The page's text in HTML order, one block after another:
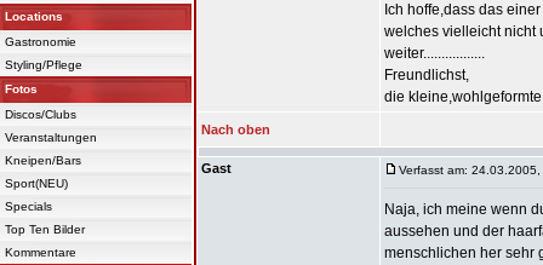
Locations
Gastronomie
Styling/Pflege
Fotos
Discos/Clubs
Veranstaltungen
Kneipen/Bars
Sport(NEU)
Specials
Top Ten Bilder
Kommentare
Ich hoffe,dass das
welches vielleicht nicht
weiter.................
Freundlichst,
die
Nach oben
Gast Verfasst am:
Naja, ich meine wenn
aussehen und der
menschlichen her sehr